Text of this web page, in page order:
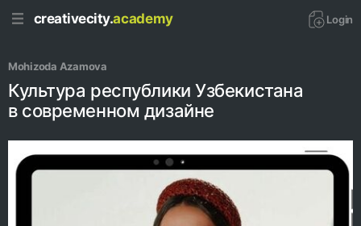
creativecity.academy Login
Mohizoda Azamova
Культура республики Узбекистана
в современном дизайне